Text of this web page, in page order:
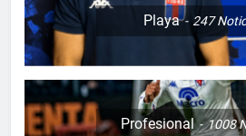
Playa 247
Profesional 1008